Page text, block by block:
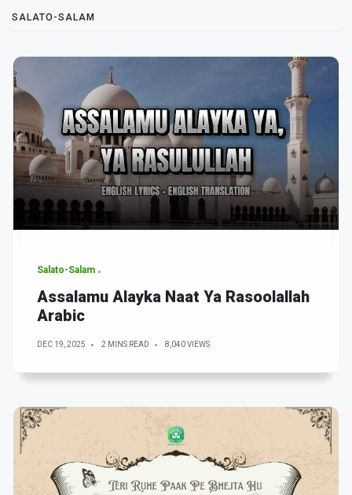
SALATO-SALAM
Salato-Salam
Assalamu Alayka Naat Ya Rasoolallah
Arabic
DEC 19, 2025 2 MINS READ 8,040 VIEWS